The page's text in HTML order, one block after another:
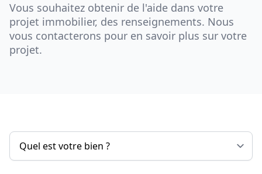
Vous souhaitez obtenir de l'aide dans votre
projet immobilier, des renseignements. Nous
vous contacterons pour en savoir plus sur votre
projet.